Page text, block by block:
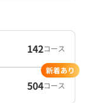
142コース
504コース
新着あり